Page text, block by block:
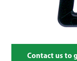
Contact us to